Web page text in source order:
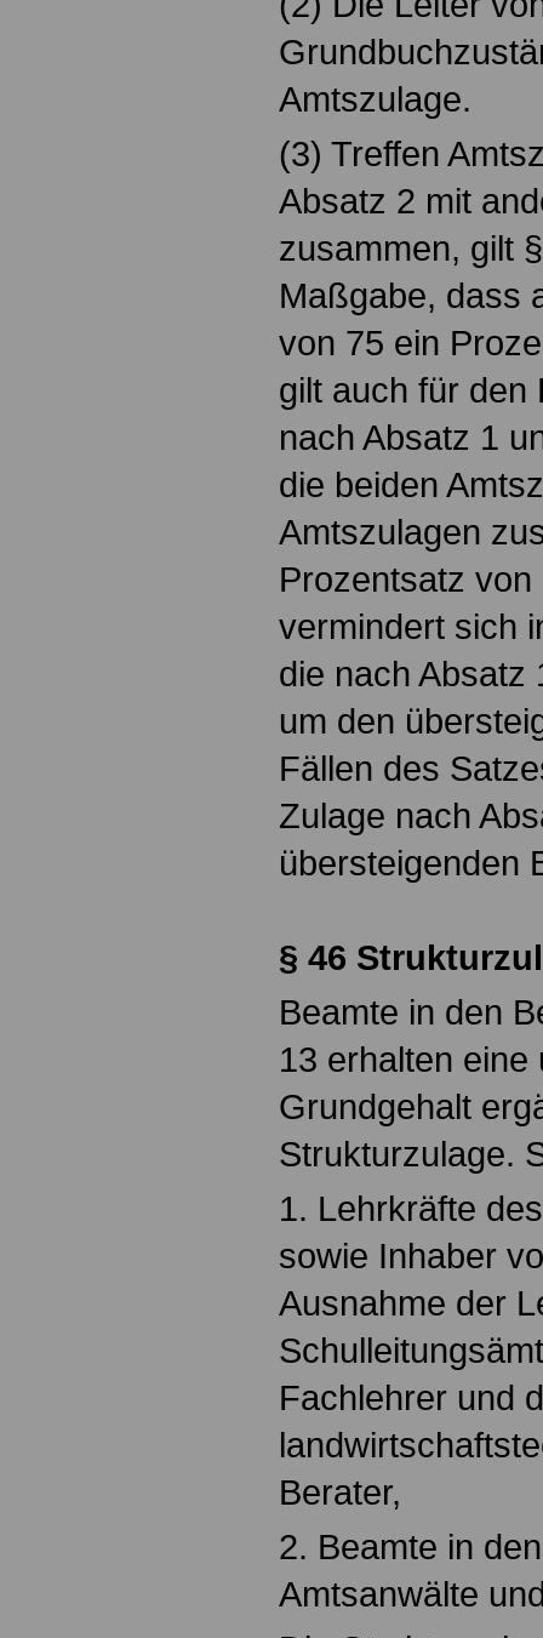
Amtszulage.
(3) Treffen
Absatz 2 mit
zusammen, gilt
Maßgabe, dass
von 75 ein
gilt auch für den
nach Absatz 1
die beiden
Amtszulagen
Prozentsatz
vermindert sich
die nach Absatz
um den
Fällen des
Zulage nach
übersteigenden
§ 46
Beamte in den
13 erhalten
Grundgehalt
Strukturzulage.
1. Lehrkräfte
sowie Inhaber
Ausnahme der
Fachlehrer und
Berater,
2. Beamte in
Amtsanwälte